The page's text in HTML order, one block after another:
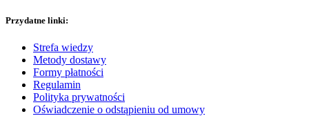
Przydatne linki:
Strefa wiedzy
Metody dostawy
Formy płatności
Regulamin
Polityka prywatności
Oświadczenie o odstąpieniu od umowy